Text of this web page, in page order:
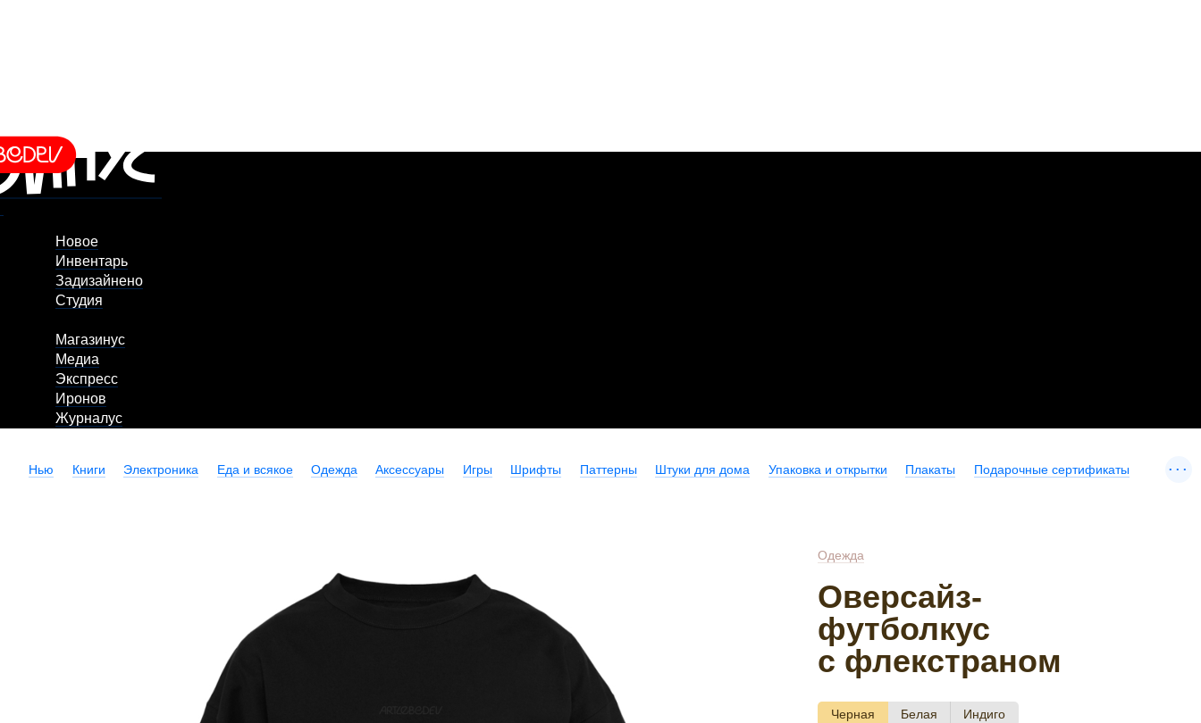
Новое
Инвентарь
Задизайнено
Студия
Магазинус
Медиа
Экспресс
Иронов
Журналус
Нью Книги Электроника Еда и всякое Одежда Аксессуары Игры Шрифты Паттерны Штуки для дома Упаковка и открытки Плакаты Подарочные сертификаты ...
Одежда
Оверсайз-
футболкус
с флекстраном
Черная Белая Индиго